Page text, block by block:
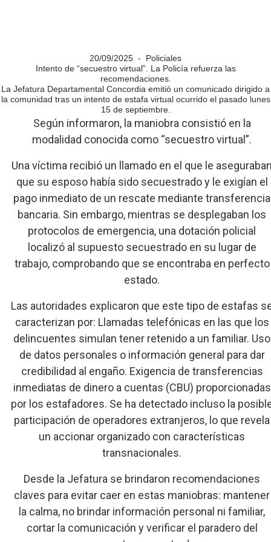
20/09/2025 - Policiales
Intento de “secuestro virtual”. La Policía refuerza las
recomendaciones.
La Jefatura Departamental Concordia emitió un comunicado dirigido a
la comunidad tras un intento de estafa virtual ocurrido el pasado lunes
15 de septiembre.
Según informaron, la maniobra consistió en la
modalidad conocida como “secuestro virtual”.
Una víctima recibió un llamado en el que le
que su esposo había sido secuestrado y le exigían el
pago inmediato de un rescate mediante transferencia
bancaria. Sin embargo, mientras se desplegaban los
protocolos de emergencia, una dotación policial
localizó al supuesto secuestrado en su lugar de
trabajo, comprobando que se encontraba en perfecto
estado.
Las autoridades explicaron que este tipo de estafas
caracterizan por: Llamadas telefónicas en las que los
delincuentes simulan tener retenido a un familiar. Uso
de datos personales o información general para dar
credibilidad al engaño. Exigencia de transferencias
inmediatas de dinero a cuentas (CBU) proporcionadas
por los estafadores. Se ha detectado incluso la
participación de operadores extranjeros, lo que revela
un accionar organizado con características
transnacionales.
Desde la Jefatura se brindaron recomendaciones
claves para evitar caer en estas maniobras: mantener
la calma, no brindar información personal ni familiar,
cortar la comunicación y verificar el paradero del